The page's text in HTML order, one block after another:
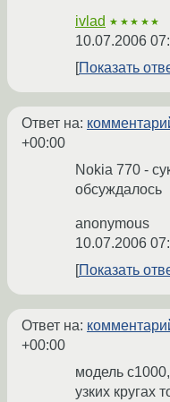
ivlad ★★★★★
10.07.2006
Показать
Ответ на:
+00:00
Nokia 770 -
обсуждалось
anonymous
10.07.2006
Показать
Ответ на:
+00:00
модель
узких кругах